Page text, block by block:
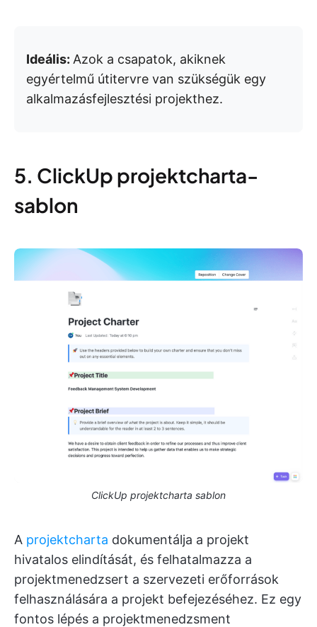
Ideális: Azok a csapatok, akiknek
egyértelmű útitervre van szükségük egy
alkalmazásfejlesztési projekthez.
5. ClickUp projektcharta-
sablon
ClickUp projektcharta sablon
A projektcharta dokumentálja a projekt
hivatalos elindítását, és felhatalmazza a
projektmenedzsert a szervezeti erőforrások
felhasználására a projekt befejezéséhez. Ez egy
fontos lépés a projektmenedzsment